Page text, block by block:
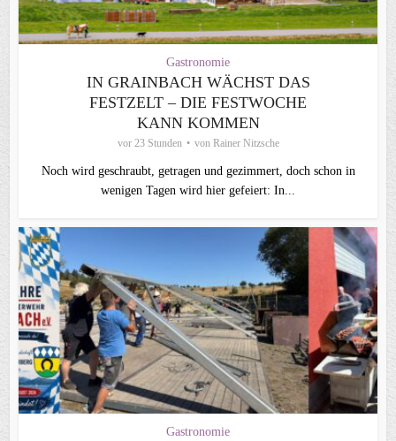
Gastronomie
IN GRAINBACH WÄCHST DAS
FESTZELT – DIE FESTWOCHE
KANN KOMMEN
vor 23 Stunden von Rainer Nitzsche
Noch wird geschraubt, getragen und gezimmert, doch schon in
wenigen Tagen wird hier gefeiert: In...
Gastronomie